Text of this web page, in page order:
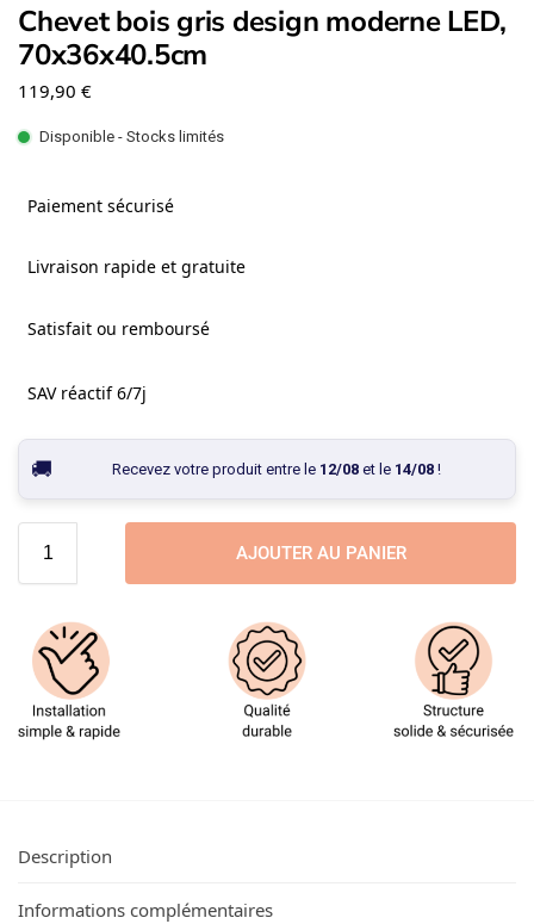
Chevet bois gris design moderne LED,
70x36x40.5cm
119,90 €
Disponible - Stocks limités
Paiement sécurisé
Livraison rapide et gratuite
Satisfait ou remboursé
SAV réactif 6/7j
Recevez votre produit entre le 12/08et le 14/08!
AJOUTER AU PANIER
Description
Informations complémentaires